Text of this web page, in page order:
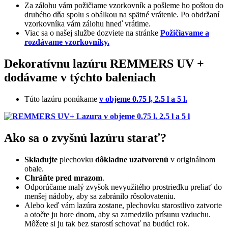
Za zálohu vám požičiame vzorkovník a pošleme ho poštou do
druhého dňa spolu s obálkou na spätné vrátenie. Po obdržaní
vzorkovníka vám zálohu hneď vrátime.
Viac sa o našej službe dozviete na stránke Požičiavame a
rozdávame vzorkovníky.
Dekoratívnu lazúru REMMERS UV +
dodávame v týchto baleniach
Túto lazúru ponúkame v objeme 0.75 l, 2.5 l a 5 l.
Ako sa o zvyšnú lazúru starať?
Skladujte plechovku dôkladne uzatvorenú v originálnom
obale.
Chráňte pred mrazom.
Odporúčame malý zvyšok nevyužitého prostriedku preliať do
menšej nádoby, aby sa zabránilo rôsolovateniu.
Alebo keď vám lazúra zostane, plechovku starostlivo zatvorte
a otočte ju hore dnom, aby sa zamedzilo prísunu vzduchu.
Môžete si ju tak bez starostí schovať na budúci rok.